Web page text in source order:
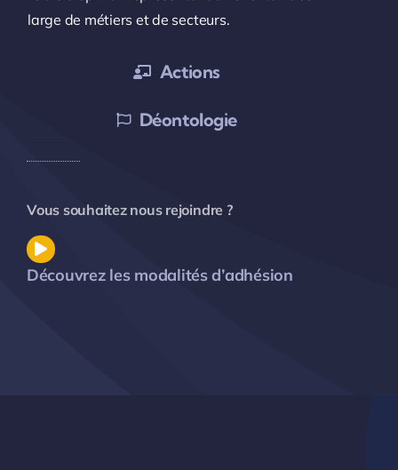
large de métiers et de secteurs.
Actions
Déontologie
Vous souhaitez nous rejoindre ?
Découvrez les modalités d’adhésion